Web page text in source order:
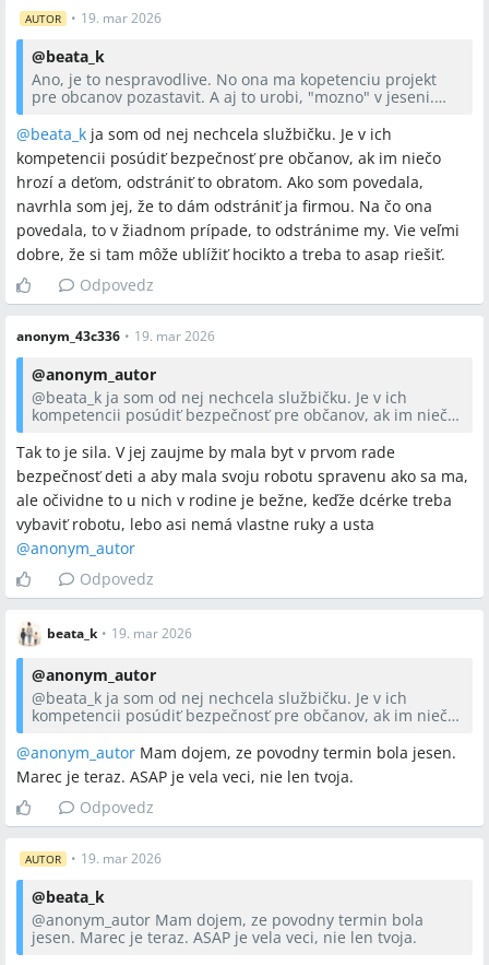
AUTOR • 19. mar 2026
@beata_k
Ano, je to nespravodlive. No ona ma kopetenciu projekt
pre obcanov pozastavit. A aj to urobi, "mozno" v jeseni.
urobila to 🤷
@beata_k ja som od nej nechcela službičku. Je v ich
kompetencii posúdiť bezpečnosť pre občanov, ak im niečo
hrozí a deťom, odstrániť to obratom. Ako som povedala,
navrhla som jej, že to dám odstrániť ja firmou. Na čo ona
povedala, to v žiadnom prípade, to odstránime my. Vie veľmi
dobre, že si tam môže ublížiť hocikto a treba to asap riešiť.
Odpovedz
anonym_43c336 • 19. mar 2026
@anonym_autor
@beata_k ja som od nej nechcela službičku. Je v ich
kompetencii posúdiť bezpečnosť pre občanov, ak im niečo
navrhla som jej, že to dám odstrániť ja firmou. Na čo ona
povedala, to v žiadnom prípade, to odstránime my. Vie
veľmi dobre, že si tam môže ublížiť hocikto a treba to asap
riešiť.
Tak to je sila. V jej zaujme by mala byt v prvom rade
bezpečnosť deti a aby mala svoju robotu spravenu ako sa ma,
ale očividne to u nich v rodine je bežne, keďže dcérke treba
vybaviť robotu, lebo asi nemá vlastne ruky a usta
@anonym_autor
Odpovedz
beata_k • 19. mar 2026
@anonym_autor
@beata_k ja som od nej nechcela službičku. Je v ich
kompetencii posúdiť bezpečnosť pre občanov, ak im niečo
navrhla som jej, že to dám odstrániť ja firmou. Na čo ona
povedala, to v žiadnom prípade, to odstránime my. Vie
veľmi dobre, že si tam môže ublížiť hocikto a treba to asap
riešiť.
@anonym_autor Mam dojem, ze povodny termin bola jesen.
Marec je teraz. ASAP je vela veci, nie len tvoja.
Odpovedz
AUTOR • 19. mar 2026
@beata_k
@anonym_autor Mam dojem, ze povodny termin bola
jesen. Marec je teraz. ASAP je vela veci, nie len tvoja.